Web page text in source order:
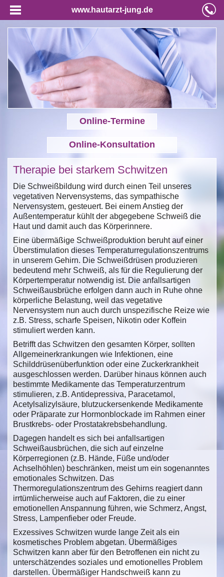
www.hautarzt-jung.de
Online-Termine
Online-Konsultation
Therapie bei starkem Schwitzen
Die Schweißbildung wird durch einen Teil unseres
vegetativen Nervensystems, das sympathische
Nervensystem, gesteuert. Bei einem Anstieg der
Außentemperatur kühlt der abgegebene Schweiß die
Haut und damit auch das Körperinnere.
Eine übermäßige Schweißproduktion beruht auf einer
Überstimulation dieses Temperaturregulationszentrums
in unserem Gehirn. Die Schweißdrüsen produzieren
bedeutend mehr Schweiß, als für die Regulierung der
Körpertemperatur notwendig ist. Die anfallsartigen
Schweißausbrüche erfolgen dann auch in Ruhe ohne
körperliche Belastung, weil das vegetative
Nervensystem nun auch durch unspezifische Reize wie
z.B. Stress, scharfe Speisen, Nikotin oder Koffein
stimuliert werden kann.
Betrifft das Schwitzen den gesamten Körper, sollten
Allgemeinerkrankungen wie Infektionen, eine
Schilddrüsenüberfunktion oder eine Zuckerkrankheit
ausgeschlossen werden. Darüber hinaus können auch
bestimmte Medikamente das Temperaturzentrum
stimulieren, z.B. Antidepressiva, Paracetamol,
Acetylsalizylsäure, blutzuckersenkende Medikamente
oder Präparate zur Hormonblockade im Rahmen einer
Brustkrebs- oder Prostatakrebsbehandlung.
Dagegen handelt es sich bei anfallsartigen
Schweißausbrüchen, die sich auf einzelne
Körperregionen (z.B. Hände, Füße und/oder
Achselhöhlen) beschränken, meist um ein sogenanntes
emotionales Schwitzen. Das
Thermoregulationszentrum des Gehirns reagiert dann
irrtümlicherweise auch auf Faktoren, die zu einer
emotionellen Anspannung führen, wie Schmerz, Angst,
Stress, Lampenfieber oder Freude.
Exzessives Schwitzen wurde lange Zeit als ein
kosmetisches Problem abgetan. Übermäßiges
Schwitzen kann aber für den Betroffenen ein nicht zu
unterschätzendes soziales und emotionelles Problem
darstellen. Übermäßiger Handschweiß kann zu